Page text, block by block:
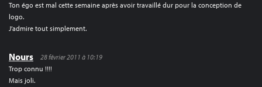
Ton égo est mal cette semaine après avoir travaillé dur pour la conception de
logo.
J’admire tout simplement.
Nours
28 février 2011 à 10:19
Trop connu !!!!
Mais joli.